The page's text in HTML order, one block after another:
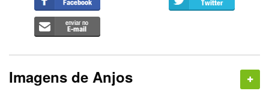
Imagens de Anjos